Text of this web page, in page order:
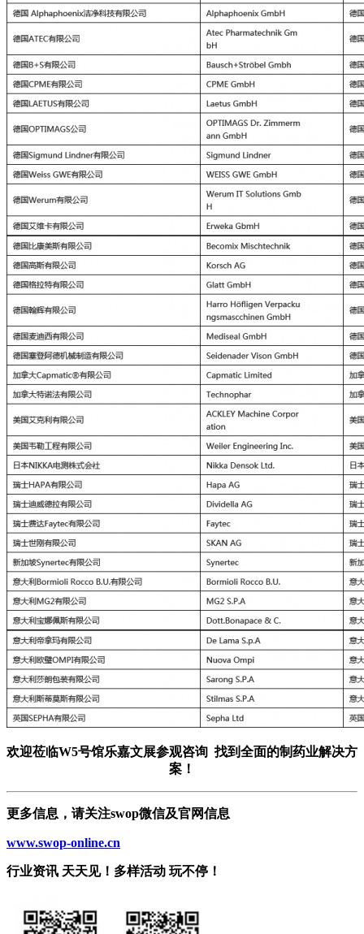
欢迎莅临W5号馆乐嘉文展参观咨询 找到全面的制药业解决方
案！
更多信息，请关注swop微信及官网信息
www.swop-online.cn
行业资讯 天天见！多样活动 玩不停！